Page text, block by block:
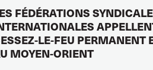
FÉDÉRATIONS
LE-FEU PERMANENT
MOYEN-ORIENT